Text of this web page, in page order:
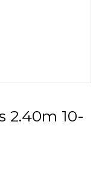
2.40m 10-